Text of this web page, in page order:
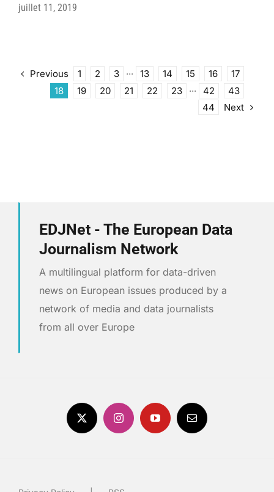
juillet 11, 2019
Previous 1 2 3 ··· 13 14 15 16
17
18
19 20 21 22 23 ··· 42
43
44
Next
EDJNet - The European Data
Journalism Network
A multilingual platform for data-driven
news on European issues produced by a
network of media and data journalists
from all over Europe